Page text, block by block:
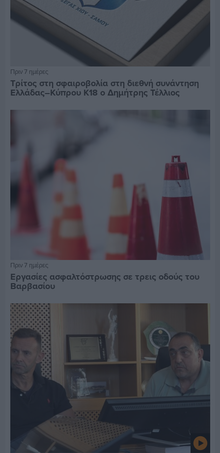
Πριν 7 ημέρες
Τρίτος στη σφαιροβολία στη διεθνή συνάντηση
Ελλάδας–Κύπρου Κ18 ο Δημήτρης Τέλλιος
Πριν 7 ημέρες
Εργασίες ασφαλτόστρωσης σε τρεις οδούς του
Βαρβασίου